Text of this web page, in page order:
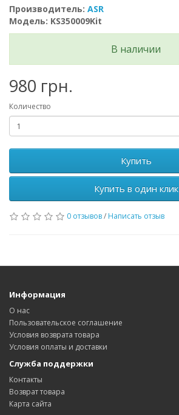
Производитель: ASR
Модель: KS350009Kit
В наличии
980 грн.
Количество
Купить
Купить в один клик
0 отзывов/ Написать отзыв
Информация
О нас
Пользовательское соглашение
Условия возврата товара
Условия оплаты и доставки
Служба поддержки
Контакты
Возврат товара
Карта сайта